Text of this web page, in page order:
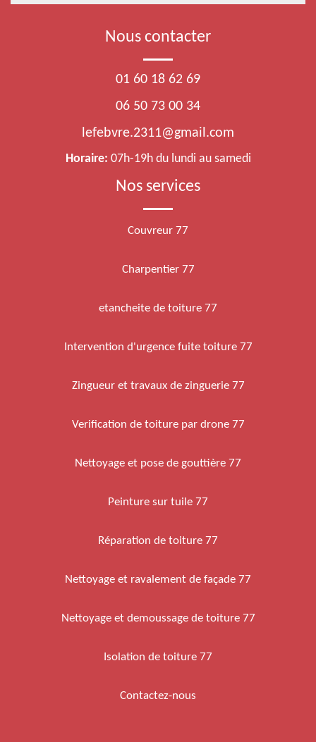
Nous contacter
01 60 18 62 69
06 50 73 00 34
lefebvre.2311@gmail.com
Horaire: 07h-19h du lundi au samedi
Nos services
Couvreur 77
Charpentier 77
etancheite de toiture 77
Intervention d'urgence fuite toiture 77
Zingueur et travaux de zinguerie 77
Verification de toiture par drone 77
Nettoyage et pose de gouttière 77
Peinture sur tuile 77
Réparation de toiture 77
Nettoyage et ravalement de façade 77
Nettoyage et demoussage de toiture 77
Isolation de toiture 77
Contactez-nous